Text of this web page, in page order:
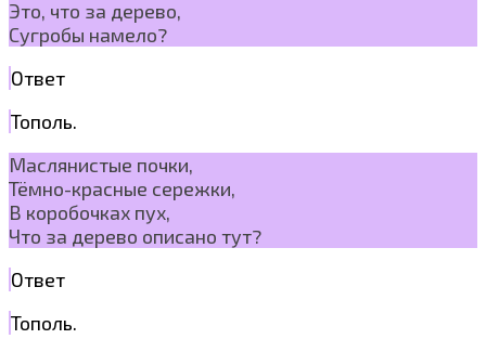
Это, что за дерево,
Сугробы намело?
Ответ
Тополь.
Маслянистые почки,
Тёмно-красные сережки,
В коробочках пух,
Что за дерево описано тут?
Ответ
Тополь.